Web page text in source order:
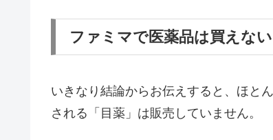
ファミマで医薬品は買えな
いきなり結論からお伝えすると、 ほと
される「目薬」は販売していません。